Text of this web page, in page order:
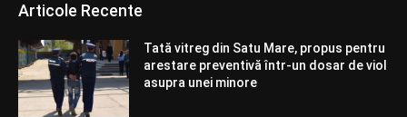
Articole Recente
Tată vitreg din Satu Mare, propus pentru
arestare preventivă într-un dosar de viol
asupra unei minore